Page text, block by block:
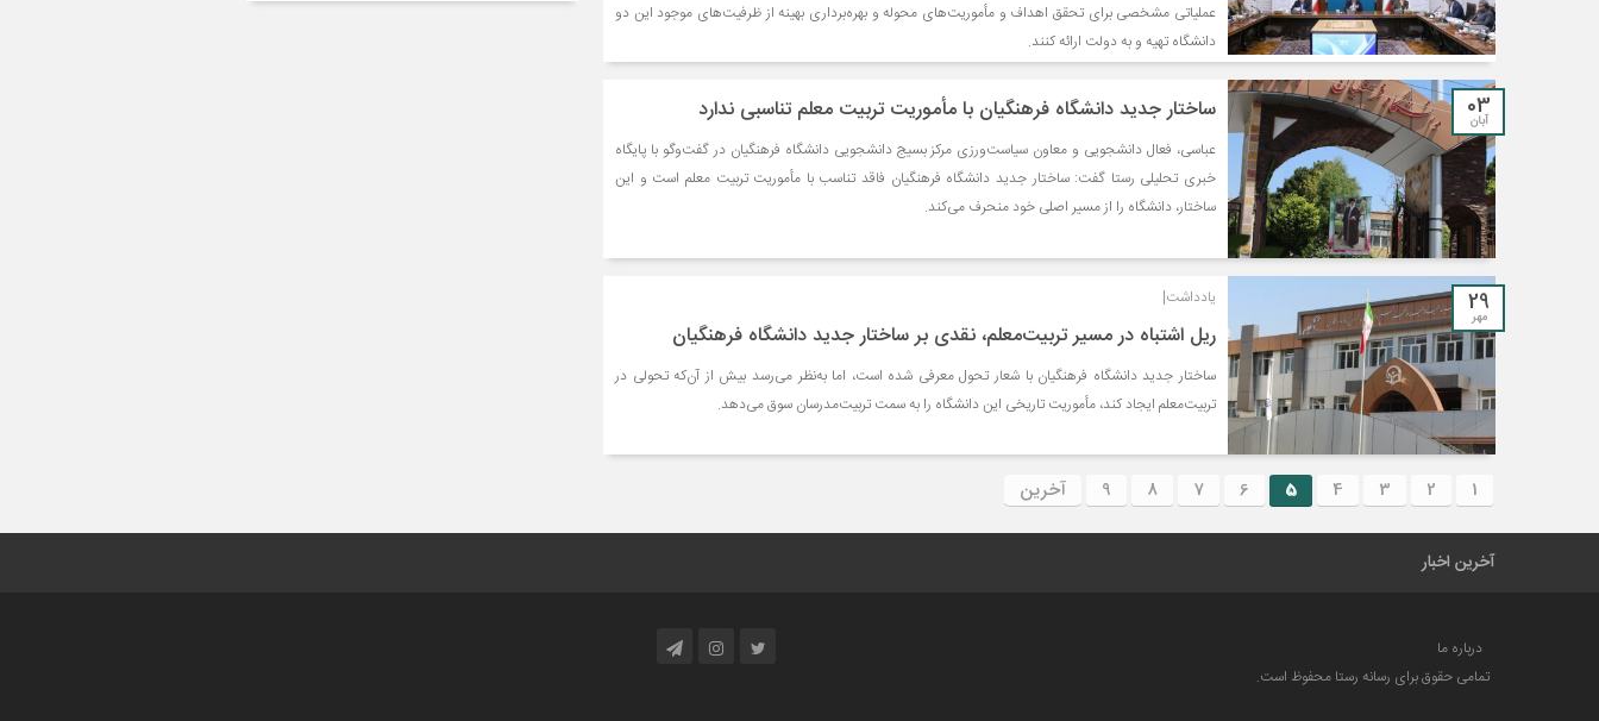
عملیاتی مشخصی برای تحقق اهداف و مأموریت‌های محوله و بهره‌برداری بهینه از ظرفیت‌های موجود این دو
دانشگاه تهیه و به دولت ارائه کنند.
03
آبان ساختار جدید دانشگاه فرهنگیان با مأموریت تربیت معلم تناسبی ندارد
عباسی، فعال دانشجویی و معاون سیاست‌ورزی مرکز بسیج دانشجویی دانشگاه فرهنگیان در گفت‌وگو با پایگاه
خبری تحلیلی رستا گفت: ساختار جدید دانشگاه فرهنگیان فاقد تناسب با مأموریت تربیت معلم است و این
ساختار، دانشگاه را از مسیر اصلی خود منحرف می‌کند.
29
مهر
یادداشت|
ریل اشتباه در مسیر تربیت‌معلم، نقدی بر ساختار جدید دانشگاه فرهنگیان
ساختار جدید دانشگاه فرهنگیان با شعار تحول معرفی شده است، اما به‌نظر می‌رسد بیش از آن‌که تحولی در
تربیت‌معلم ایجاد کند، مأموریت تاریخی این دانشگاه را به سمت تربیت‌مدرسان سوق می‌دهد.
1
2
3
4
5
6
7
8
9 آخرین
آخرین اخبار
درباره ما
تمامی حقوق برای رسانه رستا محفوظ است.